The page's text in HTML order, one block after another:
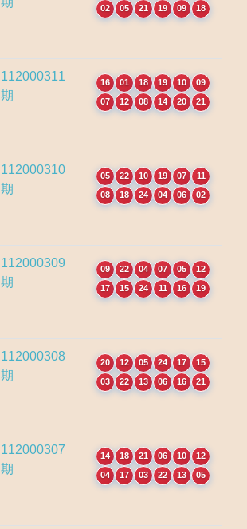
02
05 21 19 09 18
112000311
期
16 01 18 19 10
09
07
12 08 14 20 21
112000310
期
05 22 10 19 07
11
08
18 24 04 06 02
112000309
期
09 22 04 07 05
12
17
15 24 11 16 19
112000308
期
20 12 05 24 17
15
03
22 13 06 16 21
112000307
期
14 18 21 06 10
12
04
17 03 22 13 05